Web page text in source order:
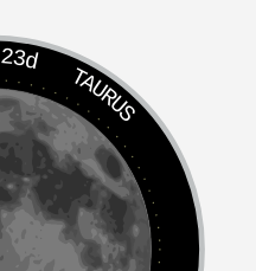
23d
TAURUS